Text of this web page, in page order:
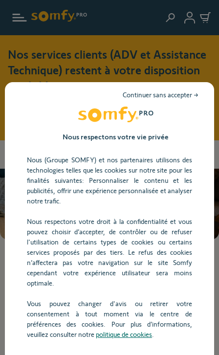
Nos services clients (ADV et Assistance
Technique) restent à votre disposition
cet été !
Pendant cette période de vacances (du 3 au 17 août 2026),
nos horaires d'ouverture seront modifiés : du lundi au jeudi
: 8h30 - 17h30 et le vendredi : 8h30 - 16h30
redirigé
description
détaillée
question.
Compatibilité et Fonctionnalité
Besoin d’aide ?
Lorsque
valeurs
barre
Compatibilité et Fonctionnalité
Retour
Serenia® est-elle compatible avec
Nous respectons votre vie privée
Nous (Groupe SOMFY) et nos partenaires utilisons des
technologies telles que les cookies sur notre site pour les
finalités suivantes: Personnaliser le contenu et les
publicités, offrir une expérience personnalisée et analyser
notre trafic.
Nous respectons votre droit à la confidentialité et vous
pouvez choisir d’accepter, de contrôler ou de refuser
l'utilisation de certains types de cookies ou certains
services proposés par des tiers. Le refus des cookies
n’affectera pas votre navigation sur le site Somfy
cependant votre expérience utilisateur sera moins
optimale.
Vous pouvez changer d'avis ou retirer votre
consentement à tout moment via le centre de
préférences des cookies. Pour plus d’informations,
veuillez consulter notre politique de cookies
Continuer sans accepter →